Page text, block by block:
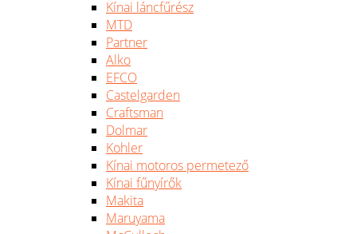
Kínai láncfűrész
MTD
Partner
Alko
EFCO
Castelgarden
Craftsman
Dolmar
Kohler
Kínai motoros permetező
Kínai fűnyírők
Makita
Maruyama